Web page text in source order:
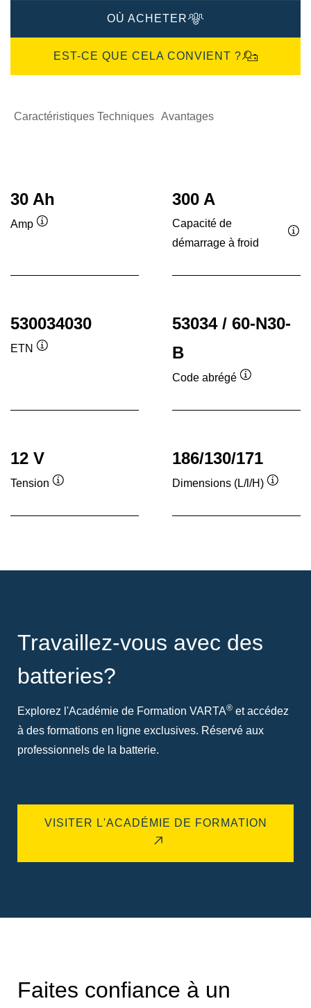
OÙ ACHETER
EST-CE QUE CELA CONVIENT ?
Caractéristiques Techniques Avantages
30 Ah
Amp
300 A
Capacité de
démarrage à froid
530034030
ETN
53034 / 60-N30-
B
Code abrégé
12 V
Tension
186/130/171
Dimensions (L/l/H)
Travaillez-vous avec des
batteries?
Explorez l'Académie de Formation VARTA® et accédez
à des formations en ligne exclusives. Réservé aux
professionnels de la batterie.
VISITER L'ACADÉMIE DE FORMATION
Faites confiance à un